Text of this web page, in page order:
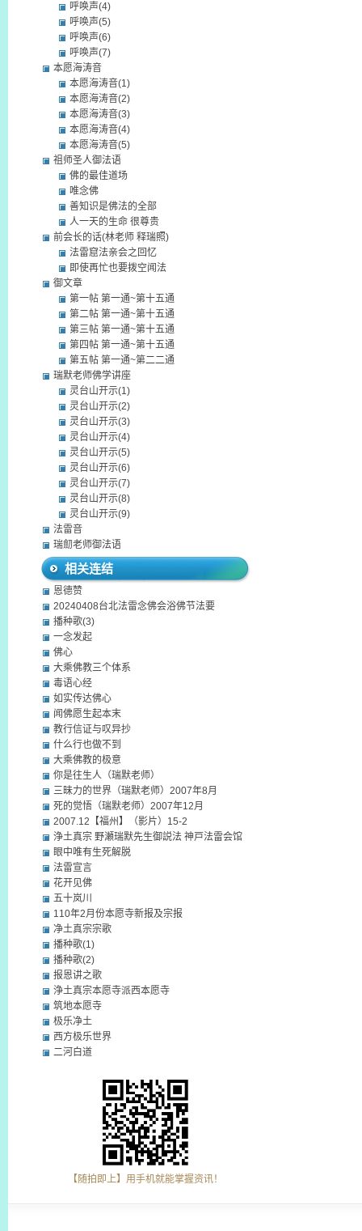
呼唤声(4)
呼唤声(5)
呼唤声(6)
呼唤声(7)
本愿海涛音
本愿海涛音(1)
本愿海涛音(2)
本愿海涛音(3)
本愿海涛音(4)
本愿海涛音(5)
祖师圣人御法语
佛的最佳道场
唯念佛
善知识是佛法的全部
人一天的生命 很尊贵
前会长的话(林老师 释瑞照)
法雷窟法亲会之回忆
即使再忙也要拨空闻法
御文章
第一帖 第一通~第十五通
第二帖 第一通~第十五通
第三帖 第一通~第十五通
第四帖 第一通~第十五通
第五帖 第一通~第二二通
瑞默老师佛学讲座
灵台山开示(1)
灵台山开示(2)
灵台山开示(3)
灵台山开示(4)
灵台山开示(5)
灵台山开示(6)
灵台山开示(7)
灵台山开示(8)
灵台山开示(9)
法雷音
瑞劎老师御法语
相关连结
恩德赞
20240408台北法雷念佛会浴佛节法要
播种歌(3)
一念发起
佛心
大乘佛教三个体系
毒语心经
如实传达佛心
闻佛愿生起本末
教行信证与叹异抄
什么行也做不到
大乘佛教的极意
你是往生人（瑞默老师）
三昧力的世界（瑞默老师）2007年8月
死的觉悟（瑞默老师）2007年12月
2007.12【福州】（影片）15-2
浄土真宗 野瀬瑞默先生御説法 神戸法雷会馆
眼中唯有生死解脱
法雷宣言
花开见佛
五十岚川
110年2月份本愿寺新报及宗报
净土真宗宗歌
播种歌(1)
播种歌(2)
报恩讲之歌
浄土真宗本愿寺派西本愿寺
筑地本愿寺
极乐净土
西方极乐世界
二河白道
【随拍即上】用手机就能掌握资讯！